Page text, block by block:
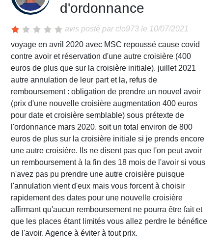
d'ordonnance
avis posté par clo973 le 10/07/2021
voyage en avril 2020 avec MSC repoussé cause covid
contre avoir et réservation d'une autre croisière (400
euros de plus que sur la croisière initiale). juillet 2021
autre annulation de leur part et la, refus de
remboursement : obligation de prendre un nouvel avoir
(prix d'une nouvelle croisière augmentation 400 euros
pour date et croisière semblable) sous prétexte de
l'ordonnance mars 2020. soit un total environ de 800
euros de plus sur la croisière initiale si je prends encore
une autre croisière. Ils ne disent pas que l'on peut avoir
un remboursement à la fin des 18 mois de l'avoir si vous
n'avez pas pu prendre une autre croisière puisque
l'annulation vient d'eux mais vous forcent à choisir
rapidement des dates pour une nouvelle croisière
affirmant qu'aucun remboursement ne pourra être fait et
que les places étant limités vous allez perdre le bénéfice
de l'avoir. Agence à éviter à tout prix.